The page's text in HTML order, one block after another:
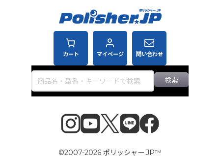
カート マイページ 問い合わせ
検索
©2007-2026 ポリッシャー.JP™